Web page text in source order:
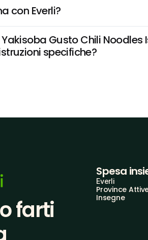
con Everli?
Gusto Chili Noodles
specifiche?
farti
Spesa
Everli
Province
Insegne